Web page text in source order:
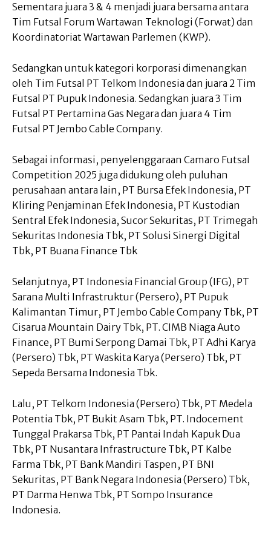
Sementara juara 3 & 4 menjadi juara bersama antara
Tim Futsal Forum Wartawan Teknologi (Forwat) dan
Koordinatoriat Wartawan Parlemen (KWP).
Sedangkan untuk kategori korporasi dimenangkan
oleh Tim Futsal PT Telkom Indonesia dan juara 2 Tim
Futsal PT Pupuk Indonesia. Sedangkan juara 3 Tim
Futsal PT Pertamina Gas Negara dan juara 4 Tim
Futsal PT Jembo Cable Company.
Sebagai informasi, penyelenggaraan Camaro Futsal
Competition 2025 juga didukung oleh puluhan
perusahaan antara lain, PT Bursa Efek Indonesia, PT
Kliring Penjaminan Efek Indonesia, PT Kustodian
Sentral Efek Indonesia, Sucor Sekuritas, PT Trimegah
Sekuritas Indonesia Tbk, PT Solusi Sinergi Digital
Tbk, PT Buana Finance Tbk
Selanjutnya, PT Indonesia Financial Group (IFG), PT
Sarana Multi Infrastruktur (Persero), PT Pupuk
Kalimantan Timur, PT Jembo Cable Company Tbk, PT
Cisarua Mountain Dairy Tbk, PT. CIMB Niaga Auto
Finance, PT Bumi Serpong Damai Tbk, PT Adhi Karya
(Persero) Tbk, PT Waskita Karya (Persero) Tbk, PT
Sepeda Bersama Indonesia Tbk.
Lalu, PT Telkom Indonesia (Persero) Tbk, PT Medela
Potentia Tbk, PT Bukit Asam Tbk, PT. Indocement
Tunggal Prakarsa Tbk, PT Pantai Indah Kapuk Dua
Tbk, PT Nusantara Infrastructure Tbk, PT Kalbe
Farma Tbk, PT Bank Mandiri Taspen, PT BNI
Sekuritas, PT Bank Negara Indonesia (Persero) Tbk,
PT Darma Henwa Tbk, PT Sompo Insurance
Indonesia.